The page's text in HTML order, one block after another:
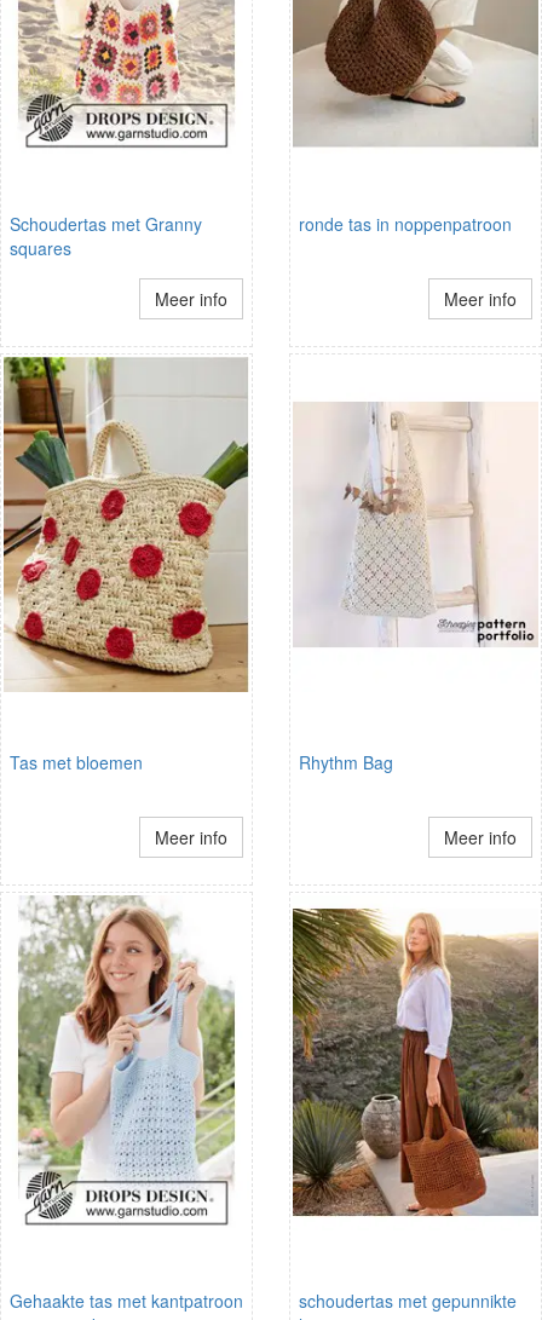
Schoudertas met Granny
squares
Meer info
ronde tas in noppenpatroon
Meer info
Tas met bloemen
Meer info
Rhythm Bag
Meer info
Gehaakte tas met kantpatroon
schoudertas met gepunnikte